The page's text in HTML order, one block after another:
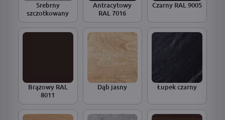
Srebrny
szczotkowany
Antracytowy
RAL 7016
Czarny RAL 9005
Brązowy RAL
8011
Dąb jasny Łupek czarny